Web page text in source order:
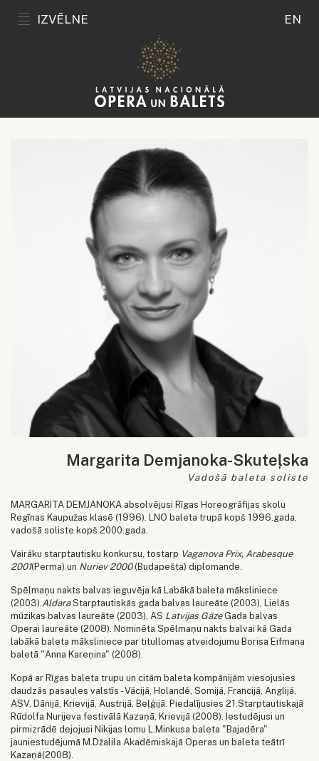
IZVĒLNE EN
Margarita Demjanoka-Skuteļska
Vadošā baleta soliste
MARGARITA DEMJANOKA absolvējusi Rīgas Horeogrāfijas skolu
Regīnas Kaupužas klasē (1996). LNO baleta trupā kopš 1996.gada,
vadošā soliste kopš 2000.gada.
Vairāku starptautisku konkursu, tostarp Vaganova Prix, Arabesque
2001(Perma) un Nuriev 2000(Budapešta) diplomande.
Spēlmaņu nakts balvas ieguvēja kā Labākā baleta māksliniece
(2003). AldaraStarptautiskās gada balvas laureāte (2003), Lielās
mūzikas balvas laureāte (2003), AS Latvijas GāzeGada balvas
Operai laureāte (2008). Nominēta Spēlmaņu nakts balvai kā Gada
labākā baleta māksliniece par titullomas atveidojumu Borisa Eifmana
baletā "Anna Kareņina" (2008).
Kopā ar Rīgas baleta trupu un citām baleta kompānijām viesojusies
daudzās pasaules valstīs - Vācijā, Holandē, Somijā, Francijā, Anglijā,
ASV, Dānijā, Krievijā, Austrijā, Beļģijā. Piedalījusies 21.Starptautiskajā
Rūdolfa Nurijeva festivālā Kazaņā, Krievijā (2008). Iestudējusi un
pirmizrādē dejojusi Nikijas lomu L.Minkusa baleta "Bajadēra"
jauniestudējumā M.Džalila Akadēmiskajā Operas un baleta teātrī
Kazaņā(2008).